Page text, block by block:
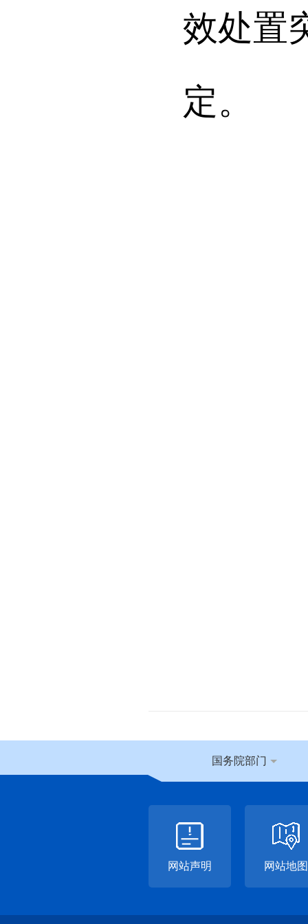
效处置
定。
国务院部门
网站声明 网站地图